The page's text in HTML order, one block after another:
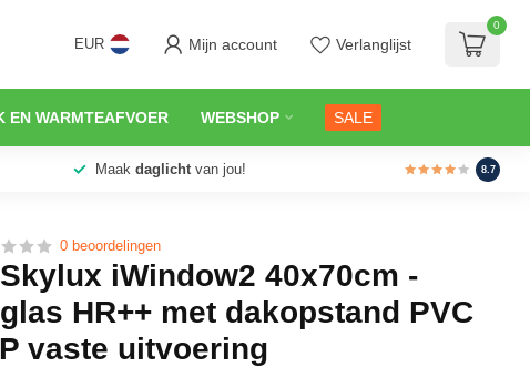
EUR Mijn account Verlanglijst
0
EN WARMTEAFVOER WEBSHOP SALE
Maakdaglichtvan jou! 8.7
0 beoordelingen
iWindow2 40x70cm -
HR++ met dakopstand PVC
vaste uitvoering